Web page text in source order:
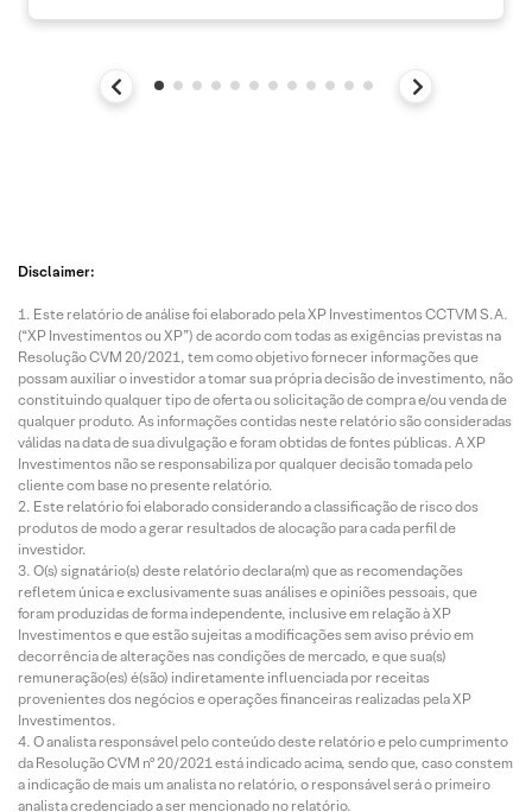
Disclaimer:
Este relatório de análise foi elaborado pela XP Investimentos CCTVM S.A.
(“XP Investimentos ou XP”) de acordo com todas as exigências previstas na
Resolução CVM 20/2021, tem como objetivo fornecer informações que
possam auxiliar o investidor a tomar sua própria decisão de investimento, não
constituindo qualquer tipo de oferta ou solicitação de compra e/ou venda de
qualquer produto. As informações contidas neste relatório são consideradas
válidas na data de sua divulgação e foram obtidas de fontes públicas. A XP
Investimentos não se responsabiliza por qualquer decisão tomada pelo
cliente com base no presente relatório.
Este relatório foi elaborado considerando a classificação de risco dos
produtos de modo a gerar resultados de alocação para cada perfil de
investidor.
O(s) signatário(s) deste relatório declara(m) que as recomendações
refletem única e exclusivamente suas análises e opiniões pessoais, que
foram produzidas de forma independente, inclusive em relação à XP
Investimentos e que estão sujeitas a modificações sem aviso prévio em
decorrência de alterações nas condições de mercado, e que sua(s)
remuneração(es) é(são) indiretamente influenciada por receitas
provenientes dos negócios e operações financeiras realizadas pela XP
Investimentos.
O analista responsável pelo conteúdo deste relatório e pelo cumprimento
da Resolução CVM nº 20/2021 está indicado acima, sendo que, caso constem
a indicação de mais um analista no relatório, o responsável será o primeiro
analista credenciado a ser mencionado no relatório.